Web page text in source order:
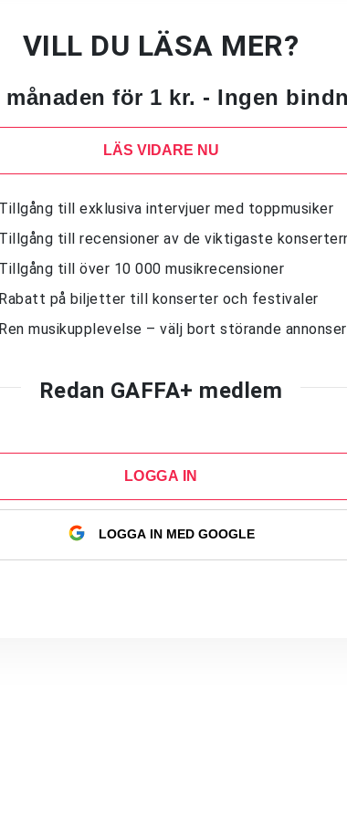
VILL DU LÄSA MER?
månaden för 1 kr. - Ingen
LÄS VIDARE NU
Tillgång till exklusiva intervjuer med toppmusiker
Tillgång till recensioner av de viktigaste
Tillgång till över 10 000 musikrecensioner
Rabatt på biljetter till konserter och festivaler
Ren musikupplevelse – välj bort störande annonser
Redan GAFFA+ medlem
LOGGA IN
LOGGA IN MED GOOGLE